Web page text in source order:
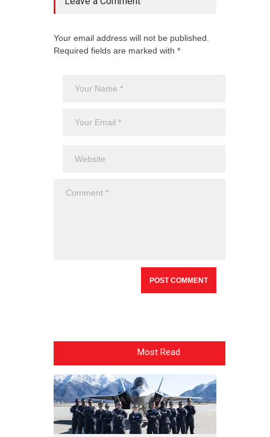
Your email address will not be published.
Required fields are marked with *
Most Read